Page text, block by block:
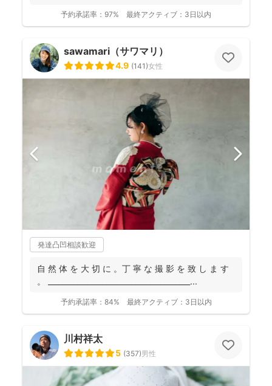
予約承諾率： 97% 最終アクティブ： 3日以内
sawamari（サワマリ）
4.9 (141)女性
発達凸凹相談歓迎
自 然 体 を 大 切 に 。丁 寧 な 撮 影 を 致 し ま す
。 _______________________________________...
予約承諾率： 84% 最終アクティブ： 3日以内
川村祥太
5 (357)男性